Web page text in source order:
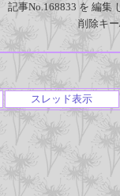
記事No.168833 を 編集
削除キ
スレッド表示